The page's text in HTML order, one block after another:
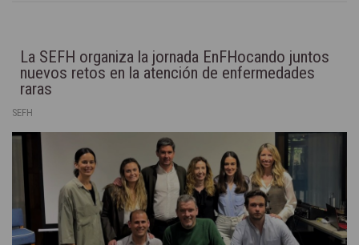
La SEFH organiza la jornada EnFHocando juntos
nuevos retos en la atención de enfermedades
raras
SEFH